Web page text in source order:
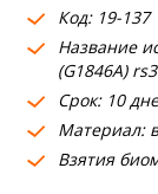
О компании
Где сдать
Партнерам
Код: 19-137
Название
(G1846A)
Срок: 10
Материал:
Взятия